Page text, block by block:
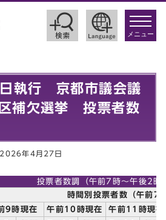
toggle
メニュー
執行 京都市議会議
補欠選挙 投票者数
2026年4月27日
投票者数調（午前7時～午後2時
時間別投票者数（午前7
9時現在
午前10時現在
午前11時現在